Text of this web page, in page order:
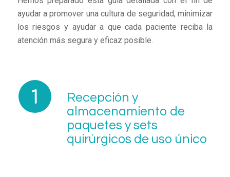
ayudar a promover una cultura de seguridad, minimizar
los riesgos y ayudar a que cada paciente reciba la
atención más segura y eficaz posible.
Recepción y
almacenamiento de
paquetes y sets
quirúrgicos de uso único